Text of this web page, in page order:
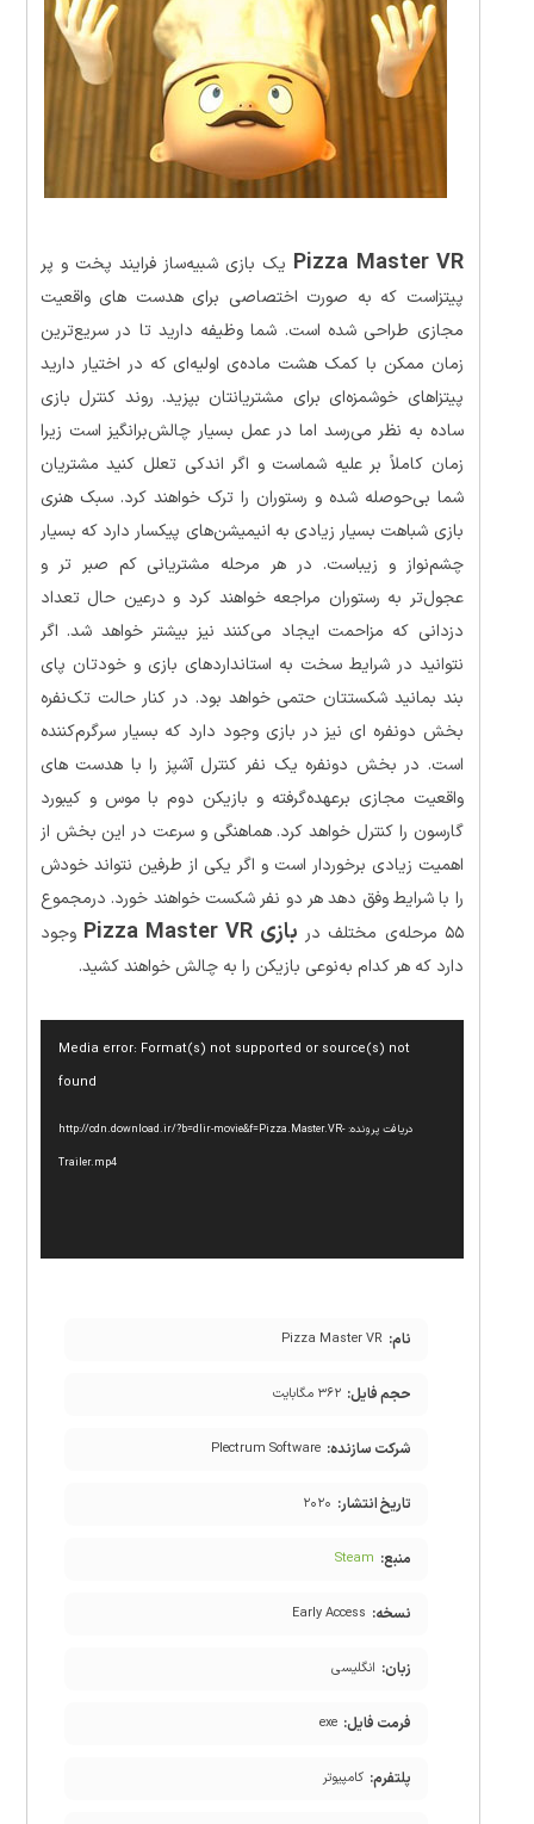
Pizza Master VR یک بازی شبیه‌ساز فرایند پخت و پر
پیتزاست که به صورت اختصاصی برای هدست های واقعیت
مجازی طراحی شده است. شما وظیفه دارید تا در سریع‌ترین
زمان ممکن با کمک هشت ماده‌ی اولیه‌ای که در اختیار دارید
پیتزاهای خوشمزه‌ای برای مشتریانتان بپزید. روند کنترل بازی
ساده به نظر می‌رسد اما در عمل بسیار چالش‌برانگیز است زیرا
زمان کاملاً بر علیه شماست و اگر اندکی تعلل کنید مشتریان
شما بی‌حوصله شده و رستوران را ترک خواهند کرد. سبک هنری
بازی شباهت بسیار زیادی به انیمیشن‌های پیکسار دارد که بسیار
چشم‌نواز و زیباست. در هر مرحله مشتریانی کم صبر تر و
عجول‌تر به رستوران مراجعه خواهند کرد و درعین حال تعداد
دزدانی که مزاحمت ایجاد می‌کنند نیز بیشتر خواهد شد. اگر
نتوانید در شرایط سخت به استانداردهای بازی و خودتان پای
بند بمانید شکستتان حتمی خواهد بود. در کنار حالت تک‌نفره
بخش دونفره ای نیز در بازی وجود دارد که بسیار سرگرم‌کننده
است. در بخش دونفره یک نفر کنترل آشپز را با هدست های
واقعیت مجازی برعهده‌گرفته و بازیکن دوم با موس و کیبورد
گارسون را کنترل خواهد کرد. هماهنگی و سرعت در این بخش از
اهمیت زیادی برخوردار است و اگر یکی از طرفین نتواند خودش
را با شرایط وفق دهد هر دو نفر شکست خواهند خورد. درمجموع
۵۵ مرحله‌ی مختلف در
بازی Pizza Master VR
وجود
دارد که هر کدام به‌نوعی بازیکن را به چالش خواهند کشید.
Media error: Format(s) not supported or source(s) not
found
دریافت پرونده: http://cdn.download.ir/?b=dlir-movie&f=Pizza.Master.VR-
Trailer.mp4
نام: Pizza Master VR
حجم فایل: ۳۶۲ مگابایت
شرکت سازنده: Plectrum Software
تاریخ انتشار: ۲۰۲۰
منبع: Steam
نسخه: Early Access
زبان: انگلیسی
فرمت فایل: exe
پلتفرم: کامپیوتر